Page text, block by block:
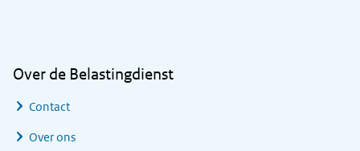
Over de Belastingdienst
Contact
Over ons